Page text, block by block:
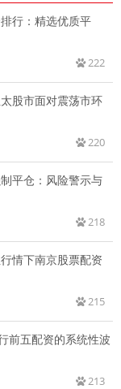
行：精选优质平
222
股市面对震荡市环
220
平仓：风险警示与
218
情下南京股票配资
215
前五配资的系统性波
213